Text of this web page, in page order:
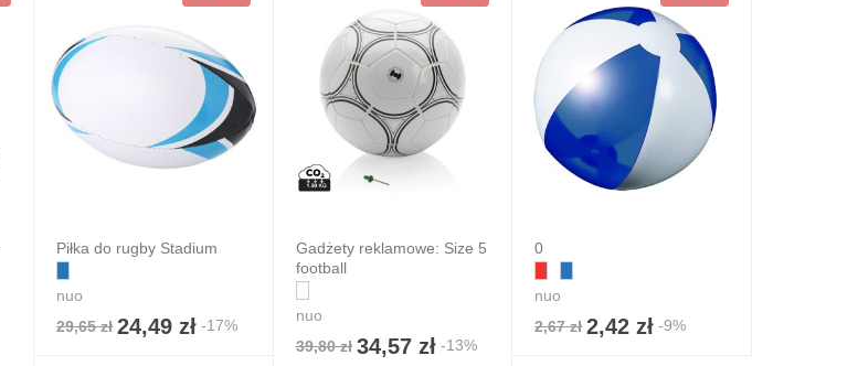
Piłka do rugby Stadium
nuo
29,65 zł 24,49 zł -17%
Gadżety reklamowe: Size 5
football
nuo
39,80 zł 34,57 zł-13%
0
nuo
2,67 zł 2,42 zł -9%